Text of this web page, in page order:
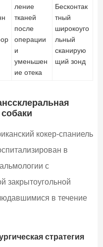
ление
тканей
после
операции
и
уменьшен
ие отека
Бесконтак
тный
широкоуго
льный
сканирую
щий зонд
кокер-спаниель
в
с
закрытоугольной
в течение
стратегия